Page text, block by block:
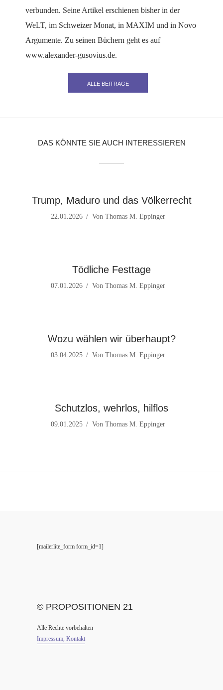
verbunden. Seine Artikel erschienen bisher in der
WeLT, im Schweizer Monat, in MAXIM und in Novo
Argumente. Zu seinen Büchern geht es auf
www.alexander-gusovius.de.
ALLE BEITRÄGE
DAS KÖNNTE SIE AUCH INTERESSIEREN
Trump, Maduro und das Völkerrecht
22.01.2026 Von Thomas M. Eppinger
Tödliche Festtage
07.01.2026 Von Thomas M. Eppinger
Wozu wählen wir überhaupt?
03.04.2025 Von Thomas M. Eppinger
Schutzlos, wehrlos, hilflos
09.01.2025 Von Thomas M. Eppinger
[mailerlite_form form_id=1]
© PROPOSITIONEN 21
Alle Rechte vorbehalten
Impressum, Kontakt